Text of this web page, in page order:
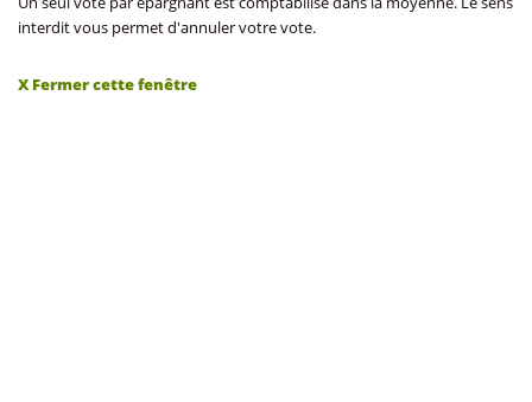
interdit vous permet d'annuler votre vote.
X Fermer cette fenêtre